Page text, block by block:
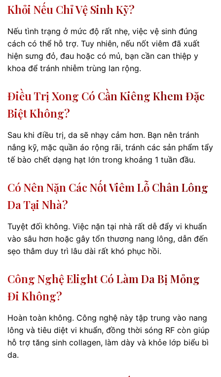
Khỏi Nếu Chỉ Vệ Sinh Kỹ?
Nếu tình trạng ở mức độ rất nhẹ, việc vệ sinh đúng
cách có thể hỗ trợ. Tuy nhiên, nếu nốt viêm đã xuất
hiện sưng đỏ, đau hoặc có mủ, bạn cần can thiệp y
khoa để tránh nhiễm trùng lan rộng.
Điều Trị Xong Có Cần Kiêng Khem Đặc
Biệt Không?
Sau khi điều trị, da sẽ nhạy cảm hơn. Bạn nên tránh
nắng kỹ, mặc quần áo rộng rãi, tránh các sản phẩm tẩy
tế bào chết dạng hạt lớn trong khoảng 1 tuần đầu.
Có Nên Nặn Các Nốt Viêm Lỗ Chân Lông
Da Tại Nhà?
Tuyệt đối không. Việc nặn tại nhà rất dễ đẩy vi khuẩn
vào sâu hơn hoặc gây tổn thương nang lông, dẫn đến
sẹo thâm duy trì lâu dài rất khó phục hồi.
Công Nghệ Elight Có Làm Da Bị Mỏng
Đi Không?
Hoàn toàn không. Công nghệ này tập trung vào nang
lông và tiêu diệt vi khuẩn, đồng thời sóng RF còn giúp
hỗ trợ tăng sinh collagen, làm dày và khỏe lớp biểu bì
da.